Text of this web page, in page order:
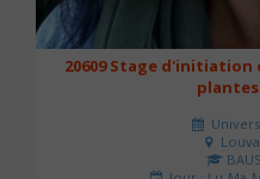
20609 Stage